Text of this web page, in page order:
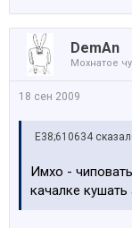
DemAn
Мохнатое
18 сен 2009
E38;610634
Имхо -
качалке